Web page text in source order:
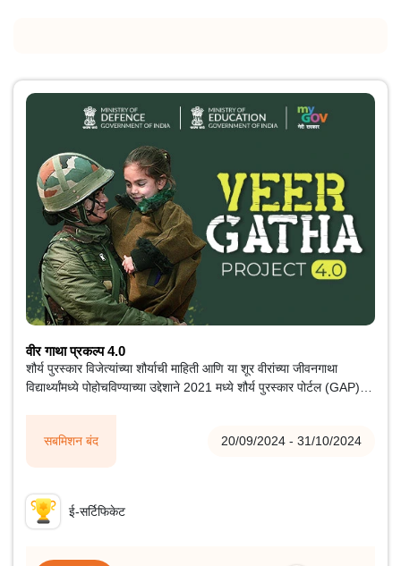
सबमिशन बंद 20/09/2024 - 31/10/2024
वीर गाथा प्रकल्प 4.0
शौर्य पुरस्कार विजेत्यांच्या शौर्याची माहिती आणि या शूर वीरांच्या जीवनगाथा
विद्यार्थ्यांमध्ये पोहोचविण्याच्या उद्देशाने 2021 मध्ये शौर्य पुरस्कार पोर्टल (GAP)
ई-सर्टिफिकेट